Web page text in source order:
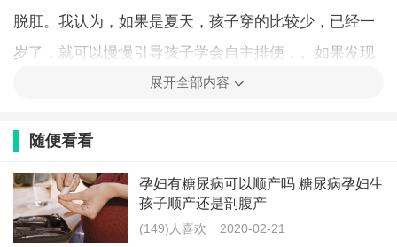
脱肛。我认为，如果是夏天，孩子穿的比较少，已经一
岁了，就可以慢慢引导孩子学会自主排便，。如果发现
孩子尿尿后觉得尿不湿不舒服，每次排尿有信号时，就
为什么不能过早把尿
1、影响孩子身体健康发育
展开全部内容
随便看看
孕妇有糖尿病可以顺产吗 糖尿病孕妇生
孩子顺产还是剖腹产
(149)人喜欢 2020-02-21